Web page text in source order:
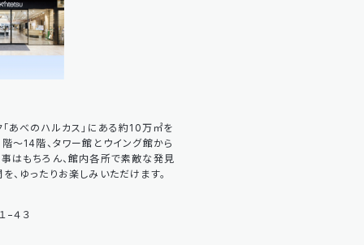
あべのハルカス」にある約10万㎡を
～14階、タワー館とウイング館から
はもちろん、館内各所で素敵な発見
、ゆったりお楽しみいただけます。
−４３